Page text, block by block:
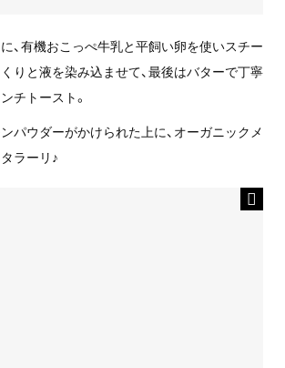
、有機おこっぺ牛乳と平飼い卵を使いスチー
りと液を染み込ませて、最後はバターで丁寧
チトースト。
パウダーがかけられた上に、オーガニックメ
ラーリ♪